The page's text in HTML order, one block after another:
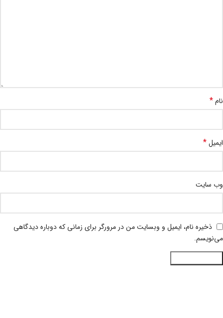
نام*
ایمیل*
وب‌ سایت
ذخیره نام، ایمیل و وبسایت من در مرورگر برای زمانی که دوباره دیدگاهی
می‌نویسم.